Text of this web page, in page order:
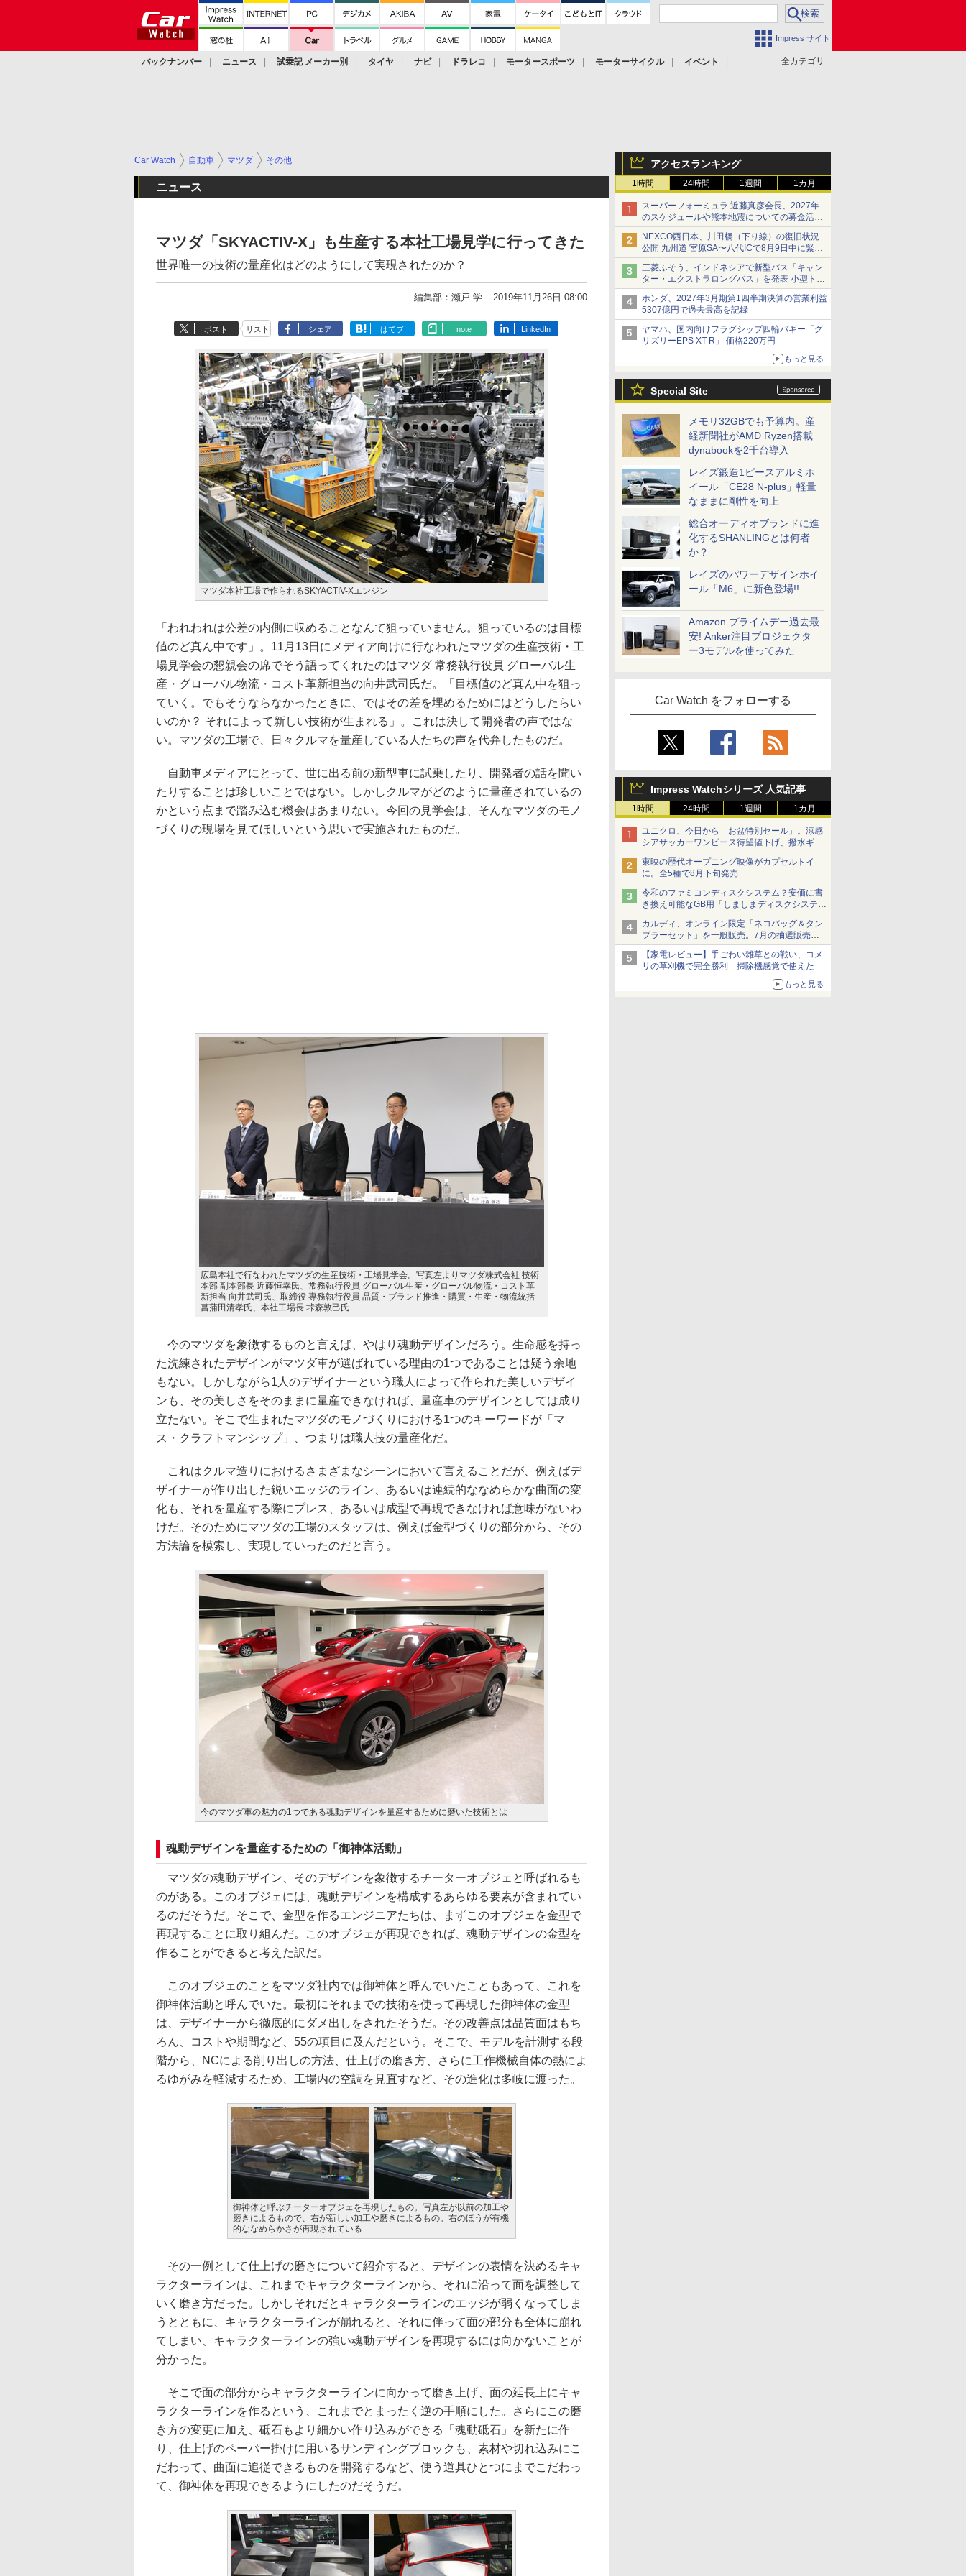
Impress サイト
全カテゴリ
バックナンバー ニュース 試乗記 メーカー別 タイヤ ナビ ドラレコ モータースポーツ モーターサイクル
イベント
アクセスランキング
1時間 24時間 1週間 1カ月
スーパーフォーミュラ 近藤真彦会長、2027年
のスケジュールや熊本地震についての募金活動
を紹介
NEXCO西日本、川田橋（下り線）の復旧状況
公開 九州道 宮原SA〜八代ICで8月9日中に緊急
車両を通行可能に
三菱ふそう、インドネシアで新型バス「キャン
ター・エクストラロングバス」を発表 小型トラ
ックベースの観光・旅客輸送向けバス
ホンダ、2027年3月期第1四半期決算の営業利益
5307億円で過去最高を記録
ヤマハ、国内向けフラグシップ四輪バギー「グ
リズリーEPS XT-R」 価格220万円
もっと見る
Special Site
メモリ32GBでも予算内。産
経新聞社がAMD Ryzen搭載
dynabookを2千台導入
レイズ鍛造1ピースアルミホ
イール「CE28 N-plus」軽量
なままに剛性を向上
総合オーディオブランドに進
化するSHANLINGとは何者
か？
レイズのパワーデザインホイ
ール「M6」に新色登場!!
Amazon プライムデー過去最
安! Anker注目プロジェクタ
ー3モデルを使ってみた
Car Watch をフォローする
Impress Watchシリーズ 人気記事
1時間 24時間 1週間 1カ月
ユニクロ、今日から「お盆特別セール」。涼感
シアサッカーワンピース待望値下げ、撥水ギア
ショーツは1990円に
東映の歴代オープニング映像がカプセルトイ
に。全5種で8月下旬発売
令和のファミコンディスクシステム？安価に書
き換え可能なGB用「しましまディスクシステ
ム」
カルディ、オンライン限定「ネコバッグ＆タン
ブラーセット」を一般販売。7月の抽選販売の
当選無効分
【家電レビュー】手ごわい雑草との戦い、コメ
リの草刈機で完全勝利 掃除機感覚で使えた
もっと見る
Car Watch 自動車 マツダ その他
ニュース
マツダ「SKYACTIV-X」も生産する本社工場見学に行ってきた
世界唯一の技術の量産化はどのようにして実現されたのか？
編集部：瀬戸 学 2019年11月26日 08:00
ポスト リスト シェア はてブ note LinkedIn
マツダ本社工場で作られるSKYACTIV-Xエンジン
「われわれは公差の内側に収めることなんて狙っていません。狙っているのは目標
値のど真ん中です」。11月13日にメディア向けに行なわれたマツダの生産技術・工
場見学会の懇親会の席でそう語ってくれたのはマツダ 常務執行役員 グローバル生
産・グローバル物流・コスト革新担当の向井武司氏だ。「目標値のど真ん中を狙っ
ていく。でもそうならなかったときに、ではその差を埋めるためにはどうしたらい
いのか？ それによって新しい技術が生まれる」。これは決して開発者の声ではな
い。マツダの工場で、日々クルマを量産している人たちの声を代弁したものだ。
自動車メディアにとって、世に出る前の新型車に試乗したり、開発者の話を聞い
たりすることは珍しいことではない。しかしクルマがどのように量産されているの
かという点まで踏み込む機会はあまりない。今回の見学会は、そんなマツダのモノ
づくりの現場を見てほしいという思いで実施されたものだ。
広島本社で行なわれたマツダの生産技術・工場見学会。写真左よりマツダ株式会社 技術
本部 副本部長 近藤恒幸氏、常務執行役員 グローバル生産・グローバル物流・コスト革
新担当 向井武司氏、取締役 専務執行役員 品質・ブランド推進・購買・生産・物流統括
菖蒲田清孝氏、本社工場長 垰森敦己氏
今のマツダを象徴するものと言えば、やはり魂動デザインだろう。生命感を持っ
た洗練されたデザインがマツダ車が選ばれている理由の1つであることは疑う余地
もない。しかしながら1人のデザイナーという職人によって作られた美しいデザイ
ンも、その美しさをそのままに量産できなければ、量産車のデザインとしては成り
立たない。そこで生まれたマツダのモノづくりにおける1つのキーワードが「マ
ス・クラフトマンシップ」、つまりは職人技の量産化だ。
これはクルマ造りにおけるさまざまなシーンにおいて言えることだが、例えばデ
ザイナーが作り出した鋭いエッジのライン、あるいは連続的ななめらかな曲面の変
化も、それを量産する際にプレス、あるいは成型で再現できなければ意味がないわ
けだ。そのためにマツダの工場のスタッフは、例えば金型づくりの部分から、その
方法論を模索し、実現していったのだと言う。
今のマツダ車の魅力の1つである魂動デザインを量産するために磨いた技術とは
魂動デザインを量産するための「御神体活動」
マツダの魂動デザイン、そのデザインを象徴するチーターオブジェと呼ばれるも
のがある。このオブジェには、魂動デザインを構成するあらゆる要素が含まれてい
るのだそうだ。そこで、金型を作るエンジニアたちは、まずこのオブジェを金型で
再現することに取り組んだ。このオブジェが再現できれば、魂動デザインの金型を
作ることができると考えた訳だ。
このオブジェのことをマツダ社内では御神体と呼んでいたこともあって、これを
御神体活動と呼んでいた。最初にそれまでの技術を使って再現した御神体の金型
は、デザイナーから徹底的にダメ出しをされたそうだ。その改善点は品質面はもち
ろん、コストや期間など、55の項目に及んだという。そこで、モデルを計測する段
階から、NCによる削り出しの方法、仕上げの磨き方、さらに工作機械自体の熱によ
るゆがみを軽減するため、工場内の空調を見直すなど、その進化は多岐に渡った。
御神体と呼ぶチーターオブジェを再現したもの。写真左が以前の加工や
磨きによるもので、右が新しい加工や磨きによるもの。右のほうが有機
的ななめらかさが再現されている
その一例として仕上げの磨きについて紹介すると、デザインの表情を決めるキャ
ラクターラインは、これまでキャラクターラインから、それに沿って面を調整して
いく磨き方だった。しかしそれだとキャラクターラインのエッジが弱くなってしま
うとともに、キャラクターラインが崩れると、それに伴って面の部分も全体に崩れ
てしまい、キャラクターラインの強い魂動デザインを再現するには向かないことが
分かった。
そこで面の部分からキャラクターラインに向かって磨き上げ、面の延長上にキャ
ラクターラインを作るという、これまでとまったく逆の手順にした。さらにこの磨
き方の変更に加え、砥石もより細かい作り込みができる「魂動砥石」を新たに作
り、仕上げのペーパー掛けに用いるサンディングブロックも、素材や切れ込みにこ
だわって、曲面に追従できるものを開発するなど、使う道具ひとつにまでこだわっ
て、御神体を再現できるようにしたのだそうだ。